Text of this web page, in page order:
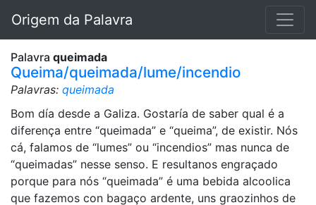
Origem da Palavra
Palavra queimada
Queima/queimada/lume/incendio
Palavras: queimada
Bom día desde a Galiza. Gostaría de saber qual é a
diferença entre “queimada” e “queima”, de existir. Nós
cá, falamos de “lumes” ou “incendios” mas nunca de
“queimadas” nesse senso. E resultanos engraçado
porque para nós “queimada” é uma bebida alcoolica
que fazemos con bagaço ardente, uns graozinhos de